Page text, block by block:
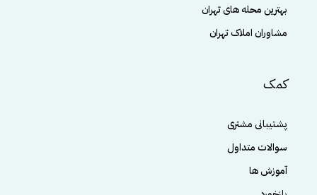
بهترین محله های تهران
مشاوران املاک تهران
کمک
پشتیبانی مشتری
سوالات متداول
آموزش ها